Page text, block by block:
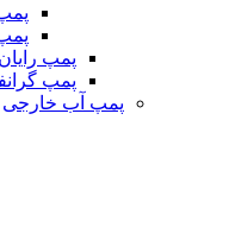
پمپ رایان
پمپ
پمپ آب خارجی